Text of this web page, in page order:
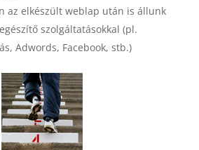
az elkészült weblap után is állunk
szolgáltatásokkal (pl.
Adwords, Facebook, stb.)